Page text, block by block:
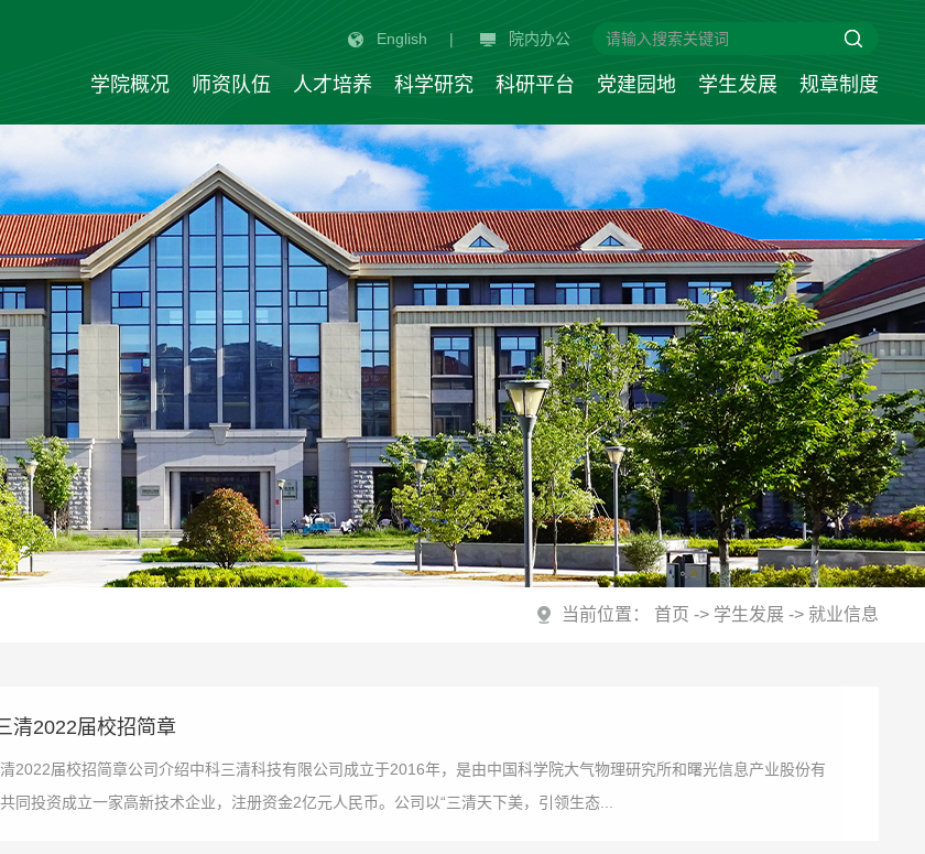
English | 院内办公
学院概况 师资队伍 人才培养 科学研究 科研平台 党建园地 学生发展 规章制度
当前位置： 首页 -> 学生发展 -> 就业信息
清2022届校招简章
2022届校招简章公司介绍中科三清科技有限公司成立于2016年，是由中国科学院大气物理研究所和曙光信息产业股份有
同投资成立一家高新技术企业，注册资金2亿元人民币。公司以“三清天下美，引领生态...